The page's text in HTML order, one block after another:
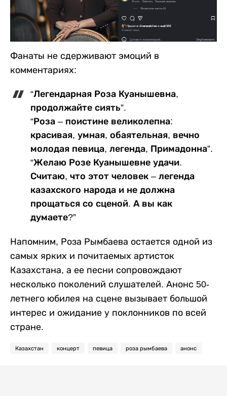
Фанаты не сдерживают эмоций в
комментариях:
“Легендарная Роза Куанышевна,
продолжайте сиять”.
“Роза – поистине великолепна:
красивая, умная, обаятельная, вечно
молодая певица, легенда, Примадонна”.
“Желаю Розе Куанышевне удачи.
Считаю, что этот человек – легенда
казахского народа и не должна
прощаться со сценой. А вы как
думаете?”
Напомним, Роза Рымбаева остается одной из
самых ярких и почитаемых артисток
Казахстана, а ее песни сопровождают
несколько поколений слушателей. Анонс 50-
летнего юбилея на сцене вызывает большой
интерес и ожидание у поклонников по всей
стране.
Казахстан концерт певица роза рымбаева анонс